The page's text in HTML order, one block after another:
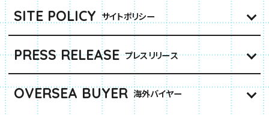
SITE POLICY サイトポリシー
PRESS RELEASE プレスリリース
OVERSEA BUYER 海外バイヤー